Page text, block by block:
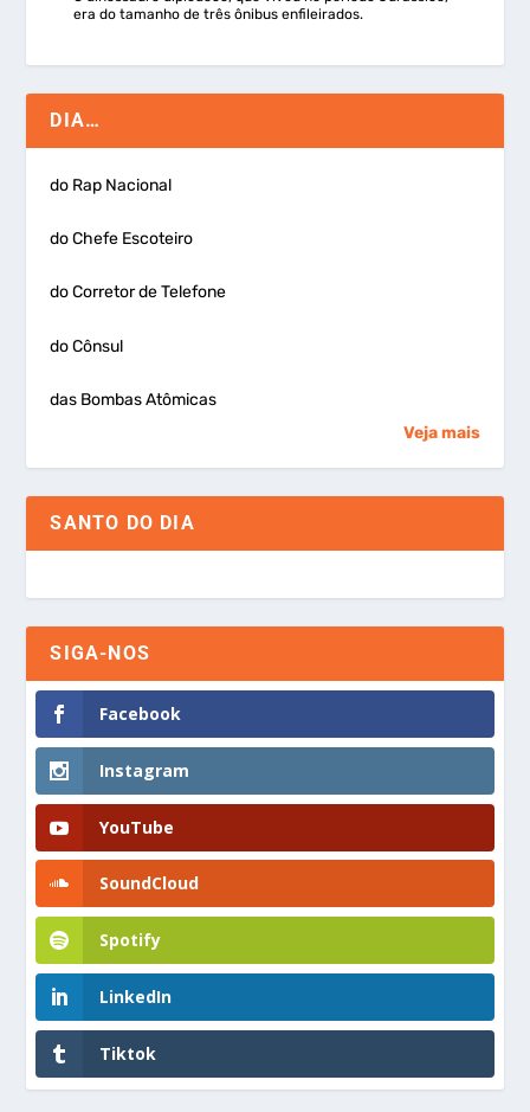
era do tamanho de três ônibus enfileirados.
DIA…
do Rap Nacional
do Chefe Escoteiro
do Corretor de Telefone
do Cônsul
das Bombas Atômicas
Veja mais
SANTO DO DIA
SIGA-NOS
Facebook
Instagram
YouTube
SoundCloud
Spotify
LinkedIn
Tiktok